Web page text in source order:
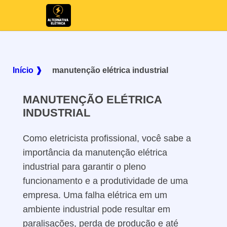
Início ❱ manutenção elétrica industrial
MANUTENÇÃO ELÉTRICA
INDUSTRIAL
Como eletricista profissional, você sabe a
importância da manutenção elétrica
industrial para garantir o pleno
funcionamento e a produtividade de uma
empresa. Uma falha elétrica em um
ambiente industrial pode resultar em
paralisações, perda de produção e até